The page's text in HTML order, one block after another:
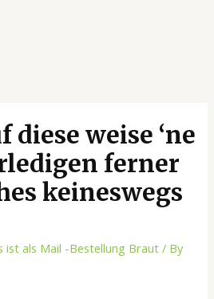
diese weise ‘ne
ferner
keineswegs
ist als Mail -Bestellung Braut / By